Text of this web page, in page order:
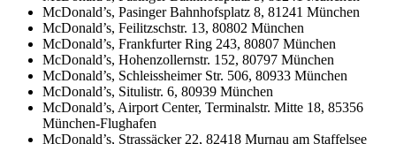
McDonald’s, Pasinger Bahnhofsplatz 8, 81241 München
McDonald’s, Feilitzschstr. 13, 80802 München
McDonald’s, Frankfurter Ring 243, 80807 München
McDonald’s, Hohenzollernstr. 152, 80797 München
McDonald’s, Schleissheimer Str. 506, 80933 München
McDonald’s, Situlistr. 6, 80939 München
McDonald’s, Airport Center, Terminalstr. Mitte 18, 85356
München-Flughafen
McDonald’s, Strassäcker 22, 82418 Murnau am Staffelsee